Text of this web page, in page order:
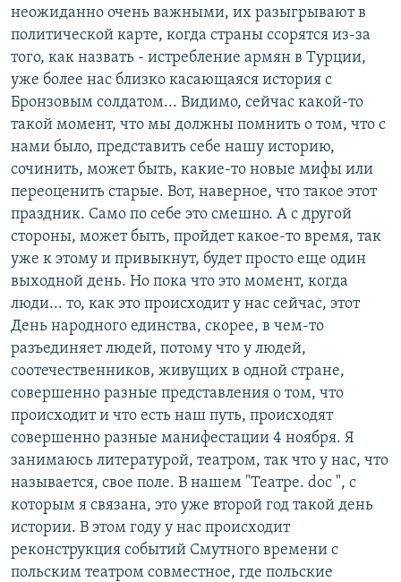
неожиданно очень важными, их разыгрывают в
политической карте, когда страны ссорятся из-за
того, как назвать - истребление армян в Турции,
уже более нас близко касающаяся история с
Бронзовым солдатом... Видимо, сейчас какой-то
такой момент, что мы должны помнить о том, что с
нами было, представить себе нашу историю,
сочинить, может быть, какие-то новые мифы или
переоценить старые. Вот, наверное, что такое этот
праздник. Само по себе это смешно. А с другой
стороны, может быть, пройдет какое-то время, так
уже к этому и привыкнут, будет просто еще один
выходной день. Но пока что это момент, когда
люди... то, как это происходит у нас сейчас, этот
День народного единства, скорее, в чем-то
разъединяет людей, потому что у людей,
соотечественников, живущих в одной стране,
совершенно разные представления о том, что
происходит и что есть наш путь, происходят
совершенно разные манифестации 4 ноября. Я
занимаюсь литературой, театром, так что у нас, что
называется, свое поле. В нашем "Театре. doc ", с
которым я связана, это уже второй год такой день
истории. В этом году у нас происходит
реконструкция событий Смутного времени с
польским театром совместное, где польские